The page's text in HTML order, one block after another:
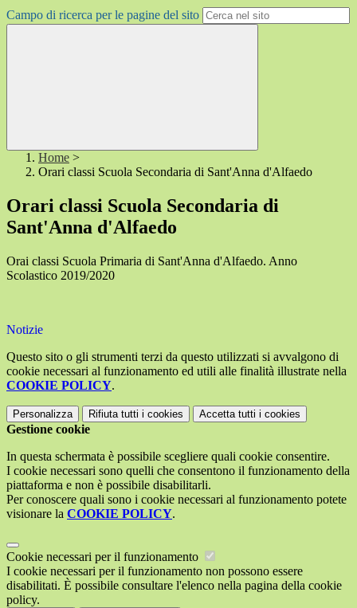
Campo di ricerca per le pagine del sito
Home >
Orari classi Scuola Secondaria di Sant'Anna d'Alfaedo
Orari classi Scuola Secondaria di
Sant'Anna d'Alfaedo
Orai classi Scuola Primaria di Sant'Anna d'Alfaedo. Anno
Scolastico 2019/2020
Notizie
Questo sito o gli strumenti terzi da questo utilizzati si avvalgono di
cookie necessari al funzionamento ed utili alle finalità illustrate nella
COOKIE POLICY.
Personalizza Rifiuta tutti i cookies Accetta tutti i cookies
Gestione cookie
In questa schermata è possibile scegliere quali cookie consentire.
I cookie necessari sono quelli che consentono il funzionamento della
piattaforma e non è possibile disabilitarli.
Per conoscere quali sono i cookie necessari al funzionamento potete
visionare la COOKIE POLICY.
Cookie necessari per il funzionamento
I cookie necessari per il funzionamento non possono essere
disabilitati. È possibile consultare l'elenco nella pagina della cookie
policy.